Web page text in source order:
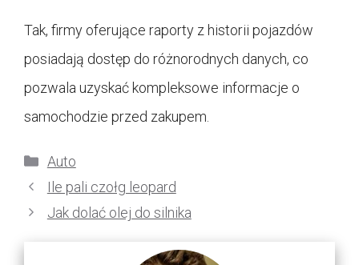
Tak, firmy oferujące raporty z historii pojazdów
posiadają dostęp do różnorodnych danych, co
pozwala uzyskać kompleksowe informacje o
samochodzie przed zakupem.
Kategorie
Auto
Ile pali czołg leopard
Jak dolać olej do silnika